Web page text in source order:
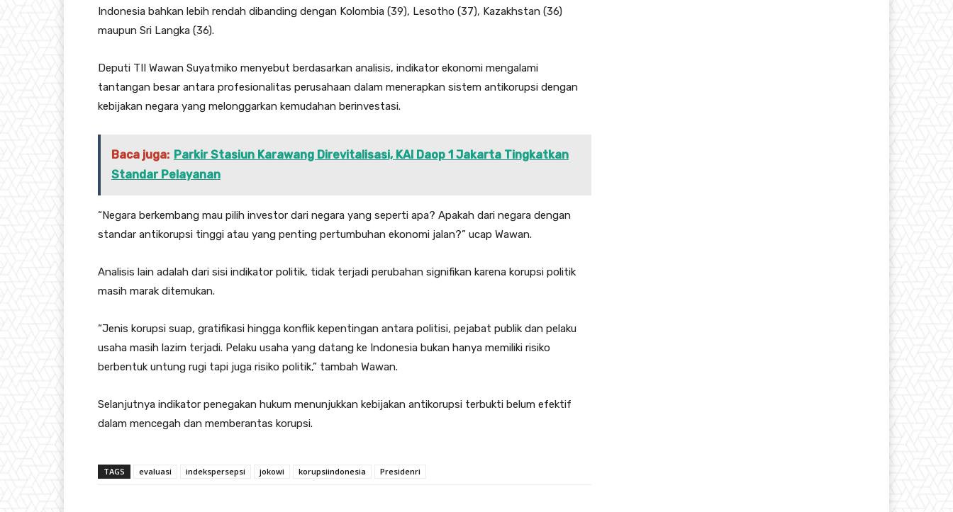
Indonesia bahkan lebih rendah dibanding dengan Kolombia (39), Lesotho (37), Kazakhstan (36)
maupun Sri Langka (36).
Deputi TII Wawan Suyatmiko menyebut berdasarkan analisis, indikator ekonomi mengalami
tantangan besar antara profesionalitas perusahaan dalam menerapkan sistem antikorupsi dengan
kebijakan negara yang melonggarkan kemudahan berinvestasi.
Baca juga: Parkir Stasiun Karawang Direvitalisasi, KAI Daop 1 Jakarta Tingkatkan
Standar Pelayanan
“Negara berkembang mau pilih investor dari negara yang seperti apa? Apakah dari negara dengan
standar antikorupsi tinggi atau yang penting pertumbuhan ekonomi jalan?” ucap Wawan.
Analisis lain adalah dari sisi indikator politik, tidak terjadi perubahan signifikan karena korupsi politik
masih marak ditemukan.
“Jenis korupsi suap, gratifikasi hingga konflik kepentingan antara politisi, pejabat publik dan pelaku
usaha masih lazim terjadi. Pelaku usaha yang datang ke Indonesia bukan hanya memiliki risiko
berbentuk untung rugi tapi juga risiko politik,” tambah Wawan.
Selanjutnya indikator penegakan hukum menunjukkan kebijakan antikorupsi terbukti belum efektif
dalam mencegah dan memberantas korupsi.
TAGS evaluasi indekspersepsi jokowi korupsiindonesia Presidenri